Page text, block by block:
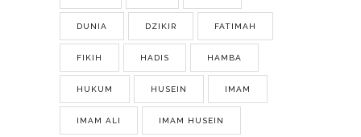
DUNIA DZIKIR FATIMAH
FIKIH HADIS HAMBA
HUKUM HUSEIN IMAM
IMAM ALI IMAM HUSEIN